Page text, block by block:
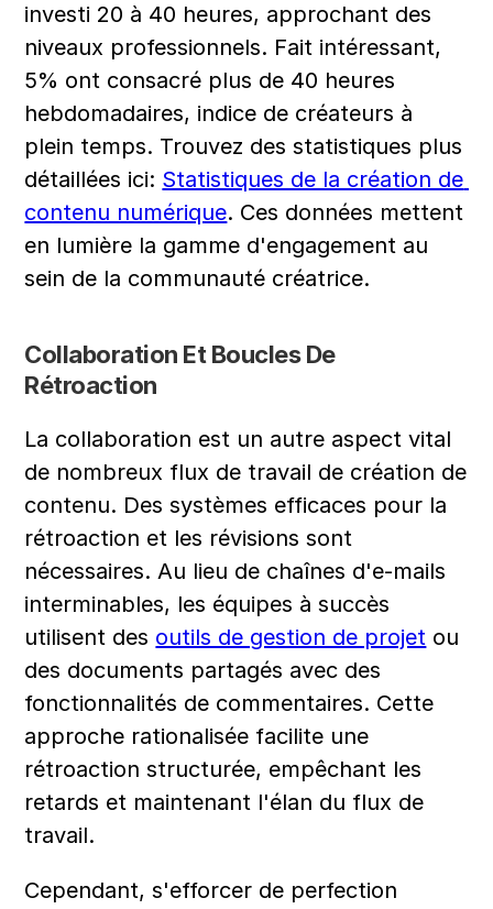
investi 20 à 40 heures, approchant des
niveaux professionnels. Fait intéressant,
5% ont consacré plus de 40 heures
hebdomadaires, indice de créateurs à
plein temps. Trouvez des statistiques plus
détaillées ici: Statistiques de la création de
contenu numérique. Ces données mettent
en lumière la gamme d'engagement au
sein de la communauté créatrice.
Collaboration Et Boucles De
Rétroaction
La collaboration est un autre aspect vital
de nombreux flux de travail de création de
contenu. Des systèmes efficaces pour la
rétroaction et les révisions sont
nécessaires. Au lieu de chaînes d'e-mails
interminables, les équipes à succès
utilisent des outils de gestion de projet ou
des documents partagés avec des
fonctionnalités de commentaires. Cette
approche rationalisée facilite une
rétroaction structurée, empêchant les
retards et maintenant l'élan du flux de
travail.
Cependant, s'efforcer de perfection